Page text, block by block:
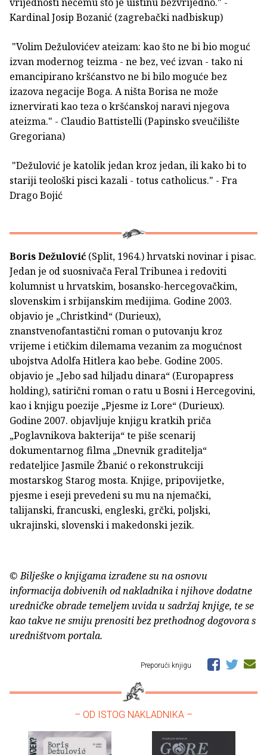
Kardinal Josip Bozanić (zagrebački nadbiskup)
"Volim Dežulovićev ateizam: kao što ne bi bio moguć
izvan modernog teizma - ne bez, već izvan - tako ni
emancipirano kršćanstvo ne bi bilo moguće bez
izazova negacije Boga. A ništa Borisa ne može
iznervirati kao teza o kršćanskoj naravi njegova
ateizma." - Claudio Battistelli (Papinsko sveučilište
Gregoriana)
"Dežulović je katolik jedan kroz jedan, ili kako bi to
stariji teološki pisci kazali - totus catholicus." - Fra
Drago Bojić
Boris Dežulović (Split, 1964.) hrvatski novinar i pisac.
Jedan je od suosnivača Feral Tribunea i redoviti
kolumnist u hrvatskim, bosansko-hercegovačkim,
slovenskim i srbijanskim medijima. Godine 2003.
objavio je „Christkind“ (Durieux),
znanstvenofantastični roman o putovanju kroz
vrijeme i etičkim dilemama vezanim za mogućnost
ubojstva Adolfa Hitlera kao bebe. Godine 2005.
objavio je „Jebo sad hiljadu dinara“ (Europapress
holding), satirični roman o ratu u Bosni i Hercegovini,
kao i knjigu poezije „Pjesme iz Lore“ (Durieux).
Godine 2007. objavljuje knjigu kratkih priča
„Poglavnikova bakterija“ te piše scenarij
dokumentarnog filma „Dnevnik graditelja“
redateljice Jasmile Žbanić o rekonstrukciji
mostarskog Starog mosta. Knjige, pripovijetke,
pjesme i eseji prevedeni su mu na njemački,
talijanski, francuski, engleski, grčki, poljski,
ukrajinski, slovenski i makedonski jezik.
© Bilješke o knjigama izrađene su na osnovu
informacija dobivenih od nakladnika i njihove dodatne
uredničke obrade temeljem uvida u sadržaj knjige, te se
kao takve ne smiju prenositi bez prethodnog dogovora s
uredništvom portala.
Preporuči knjigu
– OD ISTOG NAKLADNIKA –